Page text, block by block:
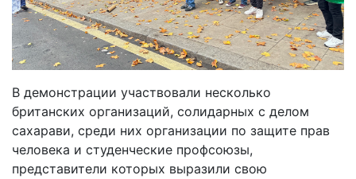
В демонстрации участвовали несколько
британских организаций, солидарных с делом
сахарави, среди них организации по защите прав
человека и студенческие профсоюзы,
представители которых выразили свою